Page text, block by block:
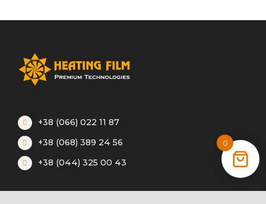
+38 (066) 022 11 87
+38 (068) 389 24 56
+38 (044) 325 00 43
0